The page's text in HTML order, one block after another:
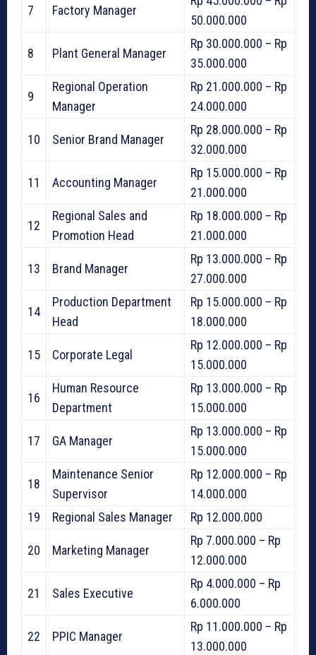
7 Factory Manager
50.000.000
8 Plant General Manager
Rp 30.000.000 – Rp
35.000.000
9
Regional Operation
Manager
Rp 21.000.000 – Rp
24.000.000
10 Senior Brand Manager
Rp 28.000.000 – Rp
32.000.000
11 Accounting Manager
Rp 15.000.000 – Rp
21.000.000
12
Regional Sales and
Promotion Head
Rp 18.000.000 – Rp
21.000.000
13 Brand Manager
Rp 13.000.000 – Rp
27.000.000
14
Production Department
Head
Rp 15.000.000 – Rp
18.000.000
15 Corporate Legal
Rp 12.000.000 – Rp
15.000.000
16
Human Resource
Department
Rp 13.000.000 – Rp
15.000.000
17 GA Manager
Rp 13.000.000 – Rp
15.000.000
18
Maintenance Senior
Supervisor
Rp 12.000.000 – Rp
14.000.000
19
Regional Sales Manager Rp 12.000.000
20 Marketing Manager
Rp 7.000.000 – Rp
12.000.000
21 Sales Executive
Rp 4.000.000 – Rp
6.000.000
22 PPIC Manager
Rp 11.000.000 – Rp
13.000.000